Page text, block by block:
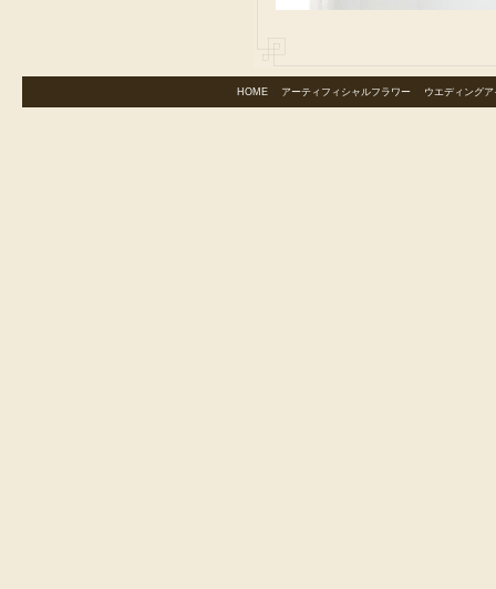
HOME｜ アーティフィシャルフラワー｜ ウエディングア